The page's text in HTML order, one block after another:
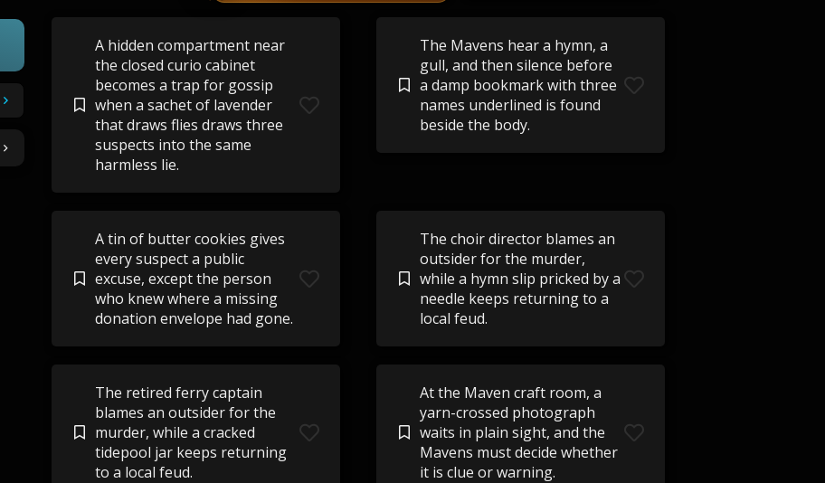
A hidden compartment near
the closed curio cabinet
becomes a trap for gossip
when a sachet of lavender
that draws flies draws three
suspects into the same
harmless lie.
The Mavens hear a hymn, a
gull, and then silence before
a damp bookmark with three
names underlined is found
beside the body.
A tin of butter cookies gives
every suspect a public
excuse, except the person
who knew where a missing
donation envelope had gone.
The choir director blames an
outsider for the murder,
while a hymn slip pricked by a
needle keeps returning to a
local feud.
The retired ferry captain
blames an outsider for the
murder, while a cracked
tidepool jar keeps returning
to a local feud.
At the Maven craft room, a
yarn-crossed photograph
waits in plain sight, and the
Mavens must decide whether
it is clue or warning.